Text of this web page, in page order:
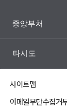
중앙부처
타시도
사이트맵
이메일무단수집거